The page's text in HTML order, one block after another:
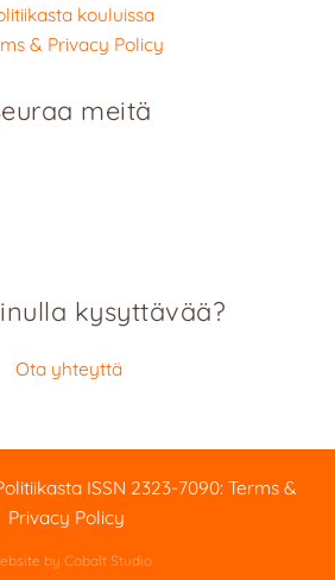
kouluissa
& Privacy Policy
meitä
kysyttävää?
Ota yhteyttä
ISSN 2323-7090: Terms &
Privacy Policy
by Cobalt Studio